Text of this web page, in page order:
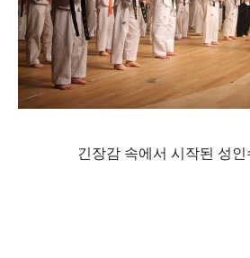
긴장감 속에서 시작된 성